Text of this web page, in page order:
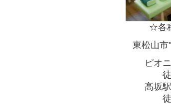
☆各
東松山市
ピオ
高坂